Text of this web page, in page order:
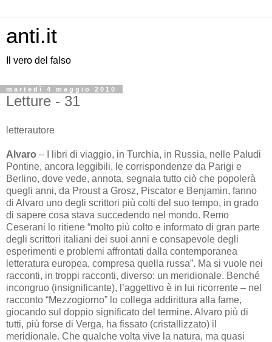
anti.it
Il vero del falso
martedì 4 maggio 2010
Letture - 31
letterautore
Alvaro – I libri di viaggio, in Turchia, in Russia, nelle Paludi
Pontine, ancora leggibili, le corrispondenze da Parigi e
Berlino, dove vede, annota, segnala tutto ciò che popolerà
quegli anni, da Proust a Grosz, Piscator e Benjamin, fanno
di Alvaro uno degli scrittori più colti del suo tempo, in grado
di sapere cosa stava succedendo nel mondo. Remo
Ceserani lo ritiene “molto più colto e informato di gran parte
degli scrittori italiani dei suoi anni e consapevole degli
esperimenti e problemi affrontati dalla contemporanea
letteratura europea, compresa quella russa”. Ma si vuole nei
racconti, in troppi racconti, diverso: un meridionale. Benché
incongruo (insignificante), l’aggettivo è in lui ricorrente – nel
racconto “Mezzogiorno” lo collega addirittura alla fame,
giocando sul doppio significato del termine. Alvaro più di
tutti, più forse di Verga, ha fissato (cristallizzato) il
meridionale. Che qualche volta vive la natura, ma quasi